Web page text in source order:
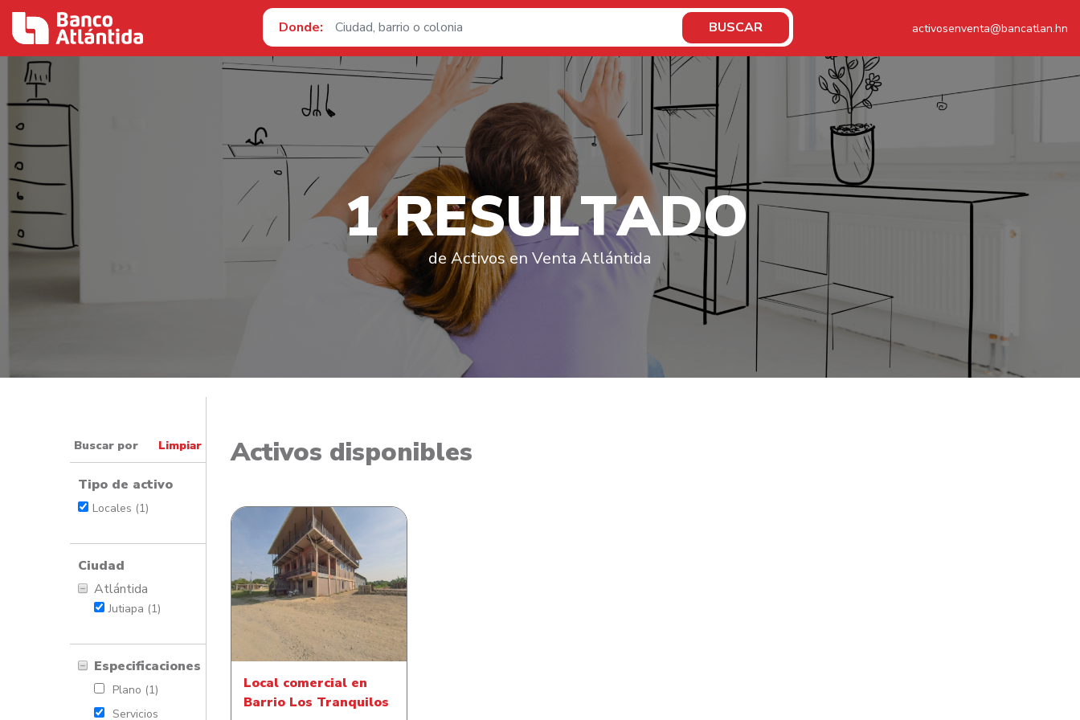
activosenventa@bancatlan.hn
Donde: BUSCAR
1 RESULTADO
de Activos en Venta Atlántida
Buscar por Limpiar
Tipo de activo
Locales (1)
Ciudad
Atlántida
Jutiapa (1)
Especificaciones
Plano (1)
Servicios
Activos disponibles
Local comercial en Barrio
Los Tranquilos
Local comercial en
Barrio Los Tranquilos